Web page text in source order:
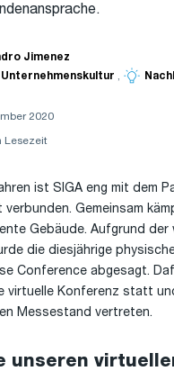
Jimenez
Unternehmenskultur ,
2020
Lesezeit
ist SIGA eng mit dem
verbunden. Gemeinsam
Gebäude. Aufgrund der
die diesjährige
Conference abgesagt.
virtuelle Konferenz statt
Messestand vertreten.
unseren